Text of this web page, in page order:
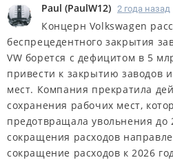
Paul (PaulW12) 2 года назад
Концерн Volkswagen
беспрецедентного закрытия
VW борется с дефицитом в 5
привести к закрытию заводов
мест. Компания прекратила
сохранения рабочих мест,
предотвращала увольнения до
сокращения расходов
сокращение расходов к 2026